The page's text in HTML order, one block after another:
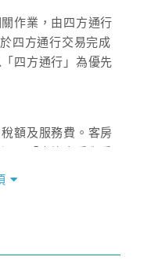
作業，由四方通行
四方通行交易完成
四方通行」為優先
額及服務費。客房